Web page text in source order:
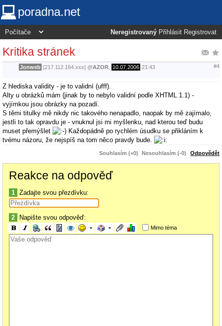
poradna.net
Neregistrovaný Přihlásit Registrovat
Kritika stránek
Jonweb [217.112.164.xxx] @AZOR 10.07.2006 21:43 #4
Z hlediska validity - je to validní (ufff).
Alty u obrázků mám (jinak by to nebylo validní podle XHTML 1.1) -
vyjímkou jsou obrázky na pozadí.
S těmi titulky mě nikdy nic takového nenapadlo, naopak by mě zajímalo,
jestli to tak opravdu je - vnuknul jsi mi myšlenku, nad kterou teď budu
muset přemýšlet
Každopádně po rychlém úsudku se přikláním k
tvému názoru, že nejspíš na tom něco pravdy bude.
Souhlasím (+0) Nesouhlasím (-0) Odpovědět
Reakce na odpověď
1 Zadajte svou přezdívku:
2 Napište svou odpověď:
Mimo téma